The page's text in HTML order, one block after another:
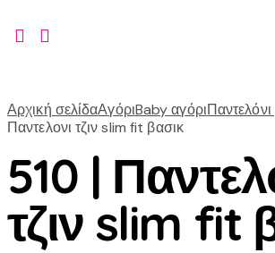
Αρχική σελίδαΑγόριBaby αγόρι
Παντελονι τζιν slim fit βασικ
510 |
τζιν slim fit